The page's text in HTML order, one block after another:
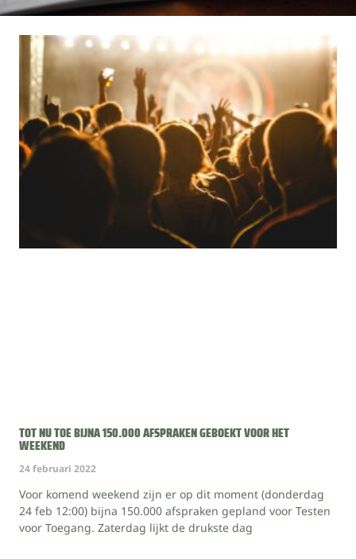
TOT NU TOE BIJNA 150.000 AFSPRAKEN GEBOEKT VOOR HET
WEEKEND
24 februari 2022
Voor komend weekend zijn er op dit moment (donderdag
24 feb 12:00) bijna 150.000 afspraken gepland voor Testen
voor Toegang. Zaterdag lijkt de drukste dag